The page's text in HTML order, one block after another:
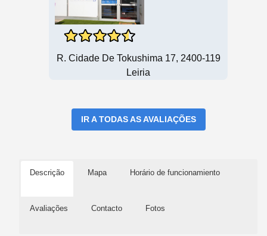
R. Cidade De Tokushima 17, 2400-119
Leiria
IR A TODAS AS AVALIAÇÕES
Descrição Mapa Horário de funcionamiento
Avaliações Contacto Fotos